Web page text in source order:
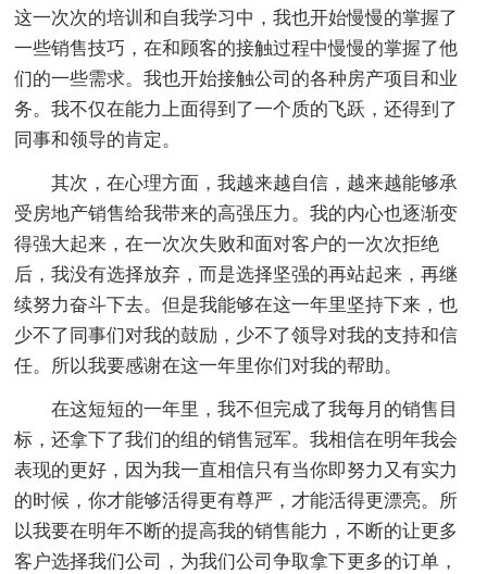
这一次次的培训和自我学习中，我也开始慢慢的掌握了
一些销售技巧，在和顾客的接触过程中慢慢的掌握了他
们的一些需求。我也开始接触公司的各种房产项目和业
务。我不仅在能力上面得到了一个质的飞跃，还得到了
同事和领导的肯定。
其次，在心理方面，我越来越自信，越来越能够承
受房地产销售给我带来的高强压力。我的内心也逐渐变
得强大起来，在一次次失败和面对客户的一次次拒绝
后，我没有选择放弃，而是选择坚强的再站起来，再继
续努力奋斗下去。但是我能够在这一年里坚持下来，也
少不了同事们对我的鼓励，少不了领导对我的支持和信
任。所以我要感谢在这一年里你们对我的帮助。
在这短短的一年里，我不但完成了我每月的销售目
标，还拿下了我们的组的销售冠军。我相信在明年我会
表现的更好，因为我一直相信只有当你即努力又有实力
的时候，你才能够活得更有尊严，才能活得更漂亮。所
以我要在明年不断的提高我的销售能力，不断的让更多
客户选择我们公司，为我们公司争取拿下更多的订单，